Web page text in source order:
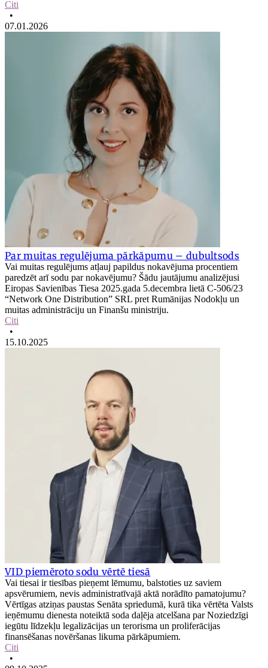
Citi
•
07.01.2026
Par muitas regulējuma pārkāpumu – dubultsods
Vai muitas regulējums atļauj papildus nokavējuma procentiem
paredzēt arī sodu par nokavējumu? Šādu jautājumu analizējusi
Eiropas Savienības Tiesa 2025.gada 5.decembra lietā C‑506/23
“Network One Distribution” SRL pret Rumānijas Nodokļu un
muitas administrāciju un Finanšu ministriju.
Citi
•
15.10.2025
VID piemēroto sodu vērtē tiesā
Vai tiesai ir tiesības pieņemt lēmumu, balstoties uz saviem
apsvērumiem, nevis administratīvajā aktā norādīto pamatojumu?
Vērtīgas atziņas paustas Senāta spriedumā, kurā tika vērtēta Valsts
ieņēmumu dienesta noteiktā soda daļēja atcelšana par Noziedzīgi
iegūtu līdzekļu legalizācijas un terorisma un proliferācijas
finansēšanas novēršanas likuma pārkāpumiem.
Citi
•